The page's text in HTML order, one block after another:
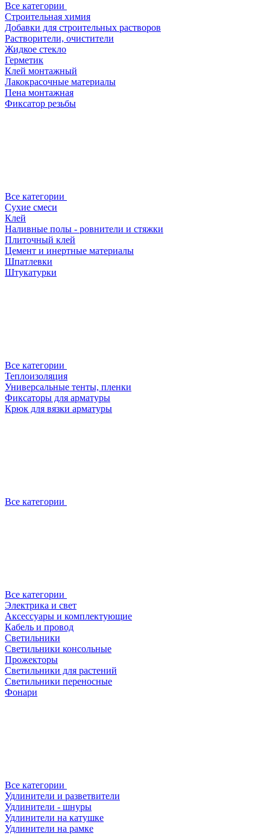
Все категории
Строительная химия
Добавки для строительных растворов
Растворители, очистители
Жидкое стекло
Герметик
Клей монтажный
Лакокрасочные материалы
Пена монтажная
Фиксатор резьбы
Все категории
Сухие смеси
Клей
Наливные полы - ровнители и стяжки
Плиточный клей
Цемент и инертные материалы
Шпатлевки
Штукатурки
Все категории
Теплоизоляция
Универсальные тенты, пленки
Фиксаторы для арматуры
Крюк для вязки арматуры
Все категории
Все категории
Электрика и свет
Аксессуары и комплектующие
Кабель и провод
Светильники
Светильники консольные
Прожекторы
Светильники для растений
Светильники переносные
Фонари
Все категории
Удлинители и разветвители
Удлинители - шнуры
Удлинители на катушке
Удлинители на рамке